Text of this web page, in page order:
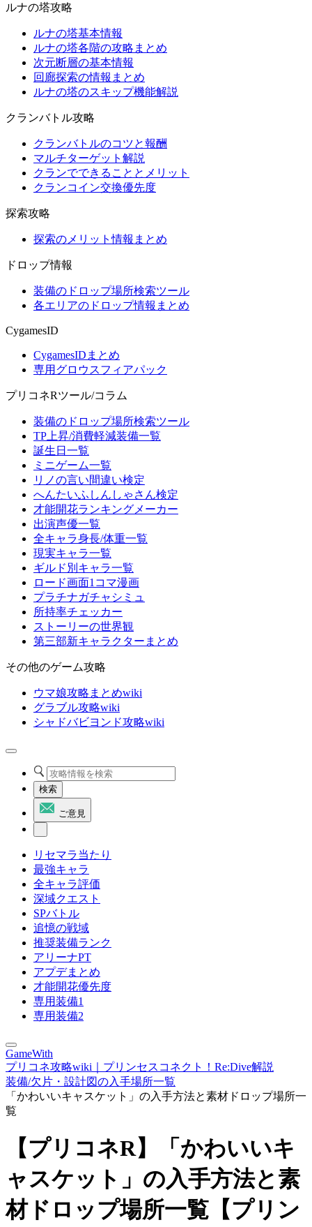
ルナの塔攻略
ルナの塔基本情報
ルナの塔各階の攻略まとめ
次元断層の基本情報
回廊探索の情報まとめ
ルナの塔のスキップ機能解説
クランバトル攻略
クランバトルのコツと報酬
マルチターゲット解説
クランでできることとメリット
クランコイン交換優先度
探索攻略
探索のメリット情報まとめ
ドロップ情報
装備のドロップ場所検索ツール
各エリアのドロップ情報まとめ
CygamesID
CygamesIDまとめ
専用グロウスフィアパック
プリコネRツール/コラム
装備のドロップ場所検索ツール
TP上昇/消費軽減装備一覧
誕生日一覧
ミニゲーム一覧
リノの言い間違い検定
へんたいふしんしゃさん検定
才能開花ランキングメーカー
出演声優一覧
全キャラ身長/体重一覧
現実キャラ一覧
ギルド別キャラ一覧
ロード画面1コマ漫画
プラチナガチャシミュ
所持率チェッカー
ストーリーの世界観
第三部新キャラクターまとめ
その他のゲーム攻略
ウマ娘攻略まとめwiki
グラブル攻略wiki
シャドバビヨンド攻略wiki
検索
ご意見
リセマラ当たり
最強キャラ
全キャラ評価
深域クエスト
SPバトル
追憶の戦域
推奨装備ランク
アリーナPT
アプデまとめ
才能開花優先度
専用装備1
専用装備2
GameWith
プリコネ攻略wiki｜プリンセスコネクト！Re:Dive解説
装備/欠片・設計図の入手場所一覧
「かわいいキャスケット」の入手方法と素材ドロップ場所一
覧
【プリコネR】「かわいいキ
ャスケット」の入手方法と素
材ドロップ場所一覧【プリン